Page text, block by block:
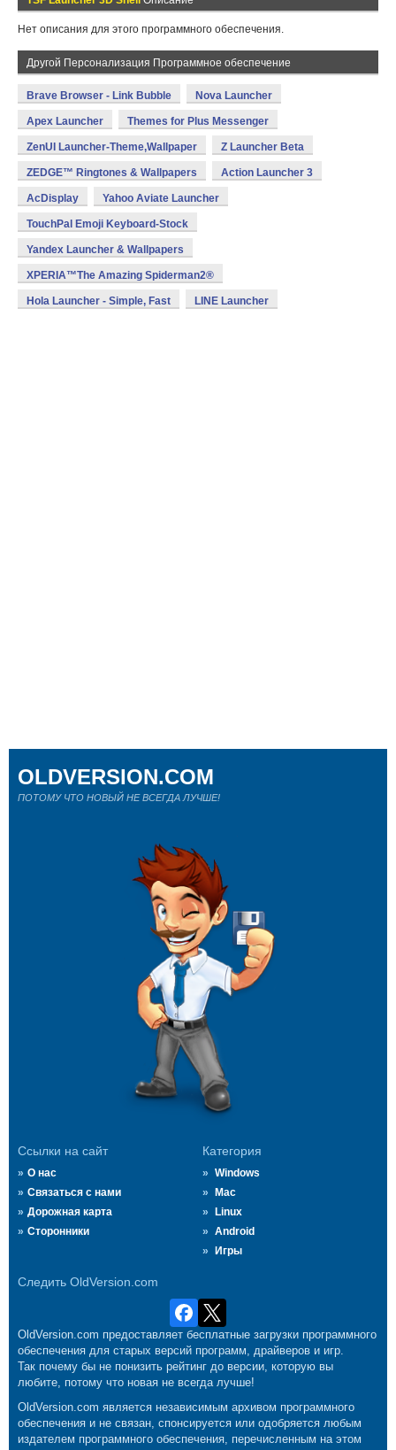
Нет описания для этого программного обеспечения.
Другой Персонализация Программное обеспечение
Brave Browser - Link Bubble Nova Launcher
Apex Launcher Themes for Plus Messenger
ZenUI Launcher-Theme,Wallpaper Z Launcher Beta
ZEDGE™ Ringtones & Wallpapers Action Launcher 3
AcDisplay Yahoo Aviate Launcher
TouchPal Emoji Keyboard-Stock
Yandex Launcher & Wallpapers
XPERIA™The Amazing Spiderman2®
Hola Launcher - Simple, Fast LINE Launcher
Ссылки на сайт
О нас
Связаться с нами
Дорожная карта
Сторонники
Категория
Windows
Mac
Linux
Android
Игры
Следить OldVersion.com
OLDVERSION.COM
ПОТОМУ ЧТО НОВЫЙ НЕ ВСЕГДА ЛУЧШЕ!
OldVersion.com предоставляет бесплатные загрузки программного
обеспечения для старых версий программ, драйверов и игр.
Так почему бы не понизить рейтинг до версии, которую вы
любите, потому что новая не всегда лучше!
OldVersion.com является независимым архивом программного
обеспечения и не связан, спонсируется или одобряется любым
издателем программного обеспечения, перечисленным на этом